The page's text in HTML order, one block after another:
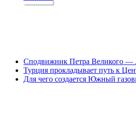
Сподвижник Петра Великого —
Турция прокладывает путь к
Для чего создается Южный